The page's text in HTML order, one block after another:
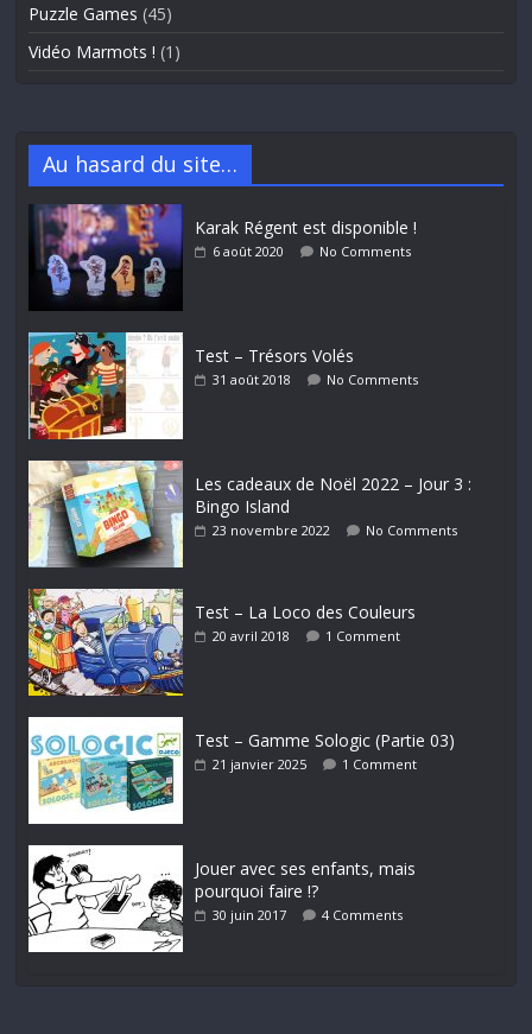
Puzzle Games (45)
Vidéo Marmots ! (1)
Au hasard du site…
Karak Régent est disponible !
6 août 2020 No Comments
Test – Trésors Volés
31 août 2018 No Comments
Les cadeaux de Noël 2022 – Jour 3 :
Bingo Island
23 novembre 2022 No Comments
Test – La Loco des Couleurs
20 avril 2018 1 Comment
Test – Gamme Sologic (Partie 03)
21 janvier 2025 1 Comment
Jouer avec ses enfants, mais
pourquoi faire !?
30 juin 2017 4 Comments